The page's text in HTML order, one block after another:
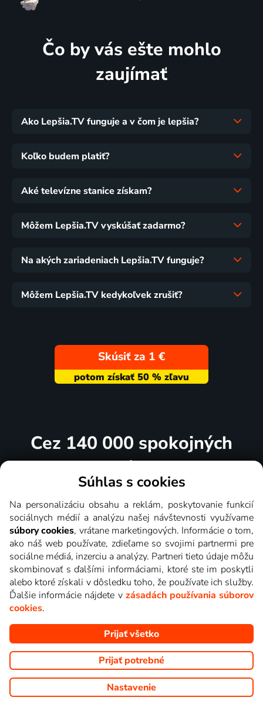
Čo by vás ešte mohlo
zaujímať
Ako Lepšia.TV funguje a v čom je lepšia?
Koľko budem platiť?
Aké televízne stanice získam?
Môžem Lepšia.TV vyskúšať zadarmo?
Na akých zariadeniach Lepšia.TV funguje?
Môžem Lepšia.TV kedykoľvek zrušiť?
Skúsiť za 1 €
Cez 140 000 spokojných
divákov
nadšených používateľov aj tak najlepšie vedia, prečo je pre
nich tou správnou voľbou.
Lepšia.TV sledujem už niekoľko
rokov s maximálnou spokojnosťou.
Veľký výber programov a možnosť
Milada Tomešová
Súhlas s cookies
Na personalizáciu obsahu a reklám, poskytovanie funkcií
sociálnych médií a analýzu našej návštevnosti využívame
súbory cookies, vrátane marketingových. Informácie o tom,
ako náš web používate, zdieľame so svojimi partnermi pre
sociálne médiá, inzerciu a analýzy. Partneri tieto údaje môžu
skombinovať s ďalšími informáciami, ktoré ste im poskytli
alebo ktoré získali v dôsledku toho, že používate ich služby.
Ďalšie informácie nájdete v zásadách používania súborov
cookies.
Prijať všetko
Prijať potrebné
Nastavenie